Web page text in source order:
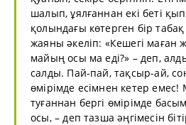
шалып, ұялғаннан екі беті
қолындағы көтерген бір
жаяны әкеліп: «Кешегі маған
майың осы ма еді?» – деп,
салды. Пай-пай, тақсыр-ай,
өмірімде есімнен кетер емес!
туғаннан бергі өмірімде
осы, – деп тазша әңгімесін